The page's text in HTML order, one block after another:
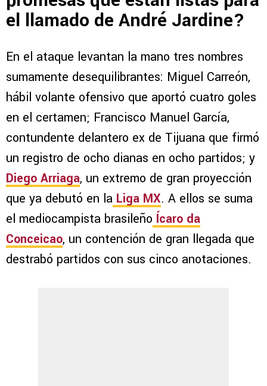
el llamado de André Jardine?
En el ataque levantan la mano tres nombres
sumamente desequilibrantes: Miguel Carreón,
hábil volante ofensivo que aportó cuatro goles
en el certamen; Francisco Manuel García,
contundente delantero ex de Tijuana que firmó
un registro de ocho dianas en ocho partidos; y
Diego Arriaga, un extremo de gran proyección
que ya debutó en la Liga MX. A ellos se suma
el mediocampista brasileño Ícaro da
Conceicao, un contención de gran llegada que
destrabó partidos con sus cinco anotaciones.